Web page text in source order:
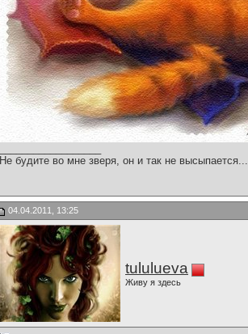
Не будите во мне зверя, он и так не высыпается...
04.04.2011, 13:25
tululueva
Живу я здесь